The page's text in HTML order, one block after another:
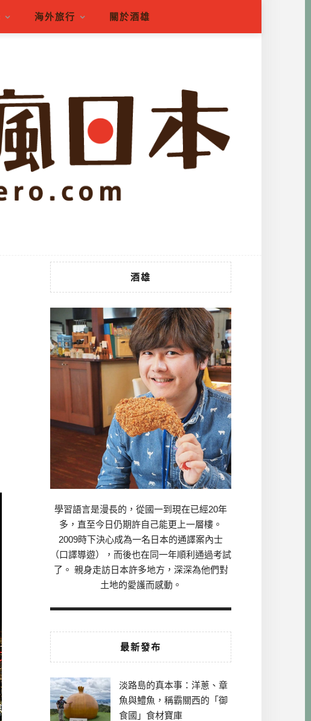
海外旅行 關於酒雄
酒雄
學習語言是漫長的，從國一到現在已經20年
多，直至今日仍期許自己能更上一層樓。
2009時下決心成為一名日本的通譯案內士
（口譯導遊），而後也在同一年順利通過考試
了。 親身走訪日本許多地方，深深為他們對
土地的愛護而感動。
最新發布
淡路島的真本事：洋蔥、章
魚與鱧魚，稱霸關西的「御
食國」食材寶庫